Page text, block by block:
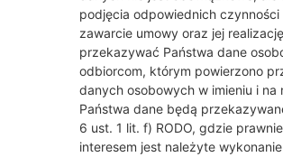
podjęcia odpowiednich
zawarcie umowy oraz jej
przekazywać Państwa dane
odbiorcom, którym powierzono
danych osobowych w imieniu i na
Państwa dane będą
6 ust. 1 lit. f) RODO, gdzie
interesem jest należyte